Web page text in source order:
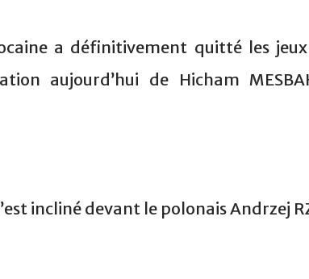
a définitivement quitté les jeux
aujourd’hui de Hicham
incliné devant le polonais Andrzej